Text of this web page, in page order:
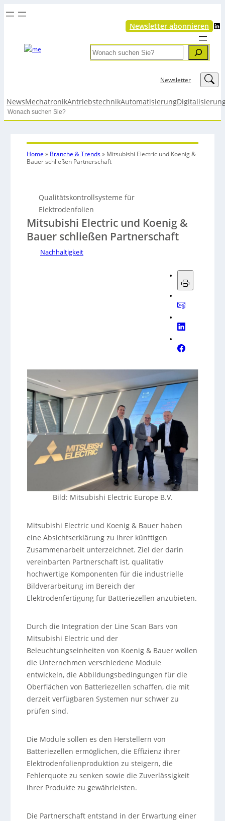
Newsletter abonnieren LinkedIn
Search
Newsletter LinkedIn
NewsMechatronikAntriebstechnikAutomatisierung
Search
Home » Branche & Trends» Mitsubishi Electric und Koenig &
Bauer schließen Partnerschaft
Qualitätskontrollsysteme für
Elektrodenfolien
Mitsubishi Electric und Koenig &
Bauer schließen Partnerschaft
Nachhaltigkeit
Bild: Mitsubishi Electric Europe B.V.
Mitsubishi Electric und Koenig & Bauer haben
eine Absichtserklärung zu ihrer künftigen
Zusammenarbeit unterzeichnet. Ziel der darin
vereinbarten Partnerschaft ist, qualitativ
hochwertige Komponenten für die industrielle
Bildverarbeitung im Bereich der
Elektrodenfertigung für Batteriezellen anzubieten.
Durch die Integration der Line Scan Bars von
Mitsubishi Electric und der
Beleuchtungseinheiten von Koenig & Bauer wollen
die Unternehmen verschiedene Module
entwickeln, die Abbildungsbedingungen für die
Oberflächen von Batteriezellen schaffen, die mit
derzeit verfügbaren Systemen nur schwer zu
prüfen sind.
Die Module sollen es den Herstellern von
Batteriezellen ermöglichen, die Effizienz ihrer
Elektrodenfolienproduktion zu steigern, die
Fehlerquote zu senken sowie die Zuverlässigkeit
ihrer Produkte zu gewährleisten.
Die Partnerschaft entstand in der Erwartung einer